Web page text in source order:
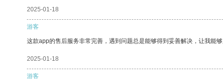
2025-01-18
游客
这款app的售后服务非常完善，遇到问题总是能够得到妥善解决，让我能够
2025-01-18
游客